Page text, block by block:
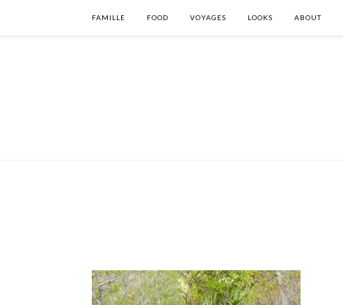
FAMILLE FOOD VOYAGES LOOKS ABOUT